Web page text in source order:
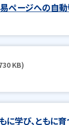
ページへの自動
KB)
学び、ともに育